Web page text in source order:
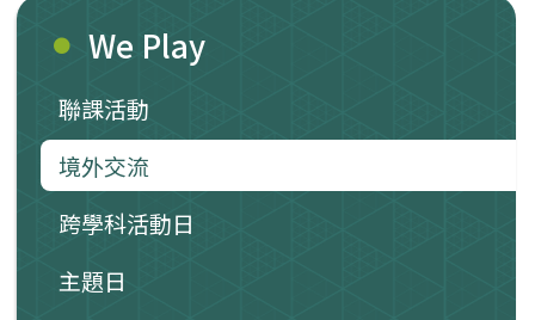
We Play
聯課活動
境外交流
跨學科活動日
主題日